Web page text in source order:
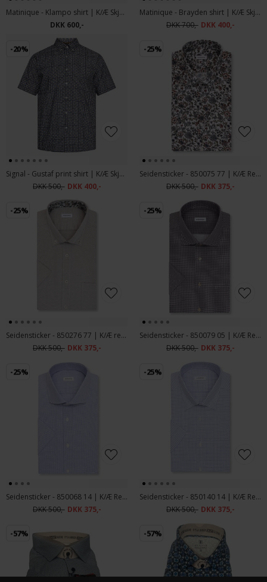
Matinique - Klampo shirt | K/Æ Skjorte Off White
DKK 600,-
Matinique - Brayden shirt | K/Æ Skjorte Dark Navy
DKK 700,- DKK 400,-
-20%
Signal - Gustaf print shirt | K/Æ Skjorte Blue Captain
DKK 500,- DKK 400,-
-25%
Seidensticker - 850075 77 | K/Æ Regular Fit Skjorte Olive
DKK 500,- DKK 375,-
-25%
Seidensticker - 850276 77 | K/Æ regular Fit Skjorte olive
DKK 500,- DKK 375,-
-25%
Seidensticker - 850079 05 | K/Æ Regular Fit Skjorte Beige
DKK 500,- DKK 375,-
-25%
Seidensticker - 850068 14 | K/Æ Regular Fit Skjorte Mid Blue
DKK 500,- DKK 375,-
-25%
Seidensticker - 850140 14 | K/Æ Regular Fit Skjorte Mid Blue
DKK 500,- DKK 375,-
-57% -57%